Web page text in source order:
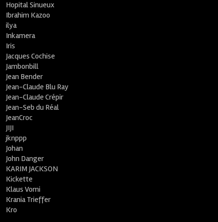
Hopital Sinueux
Ibrahim Kazoo
ilya
Inkamera
Iris
Jacques Cochise
Jambonbill
Jean Bender
Jean-Claude Blu Ray
Jean-Claude Crépir
Jean-Seb du Réal
JeanCroc
JIJI
jknppp
Johan
John Danger
KARIM JACKSON
Kickette
Klaus Vomi
Krania Trieffer
Kro